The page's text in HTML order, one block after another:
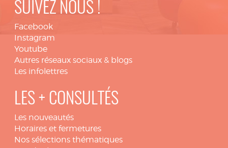
SUIVEZ NOUS !
Facebook
Instagram
Youtube
Autres réseaux sociaux & blogs
Les infolettres
LES + CONSULTÉS
Les nouveautés
Horaires et fermetures
Nos sélections thématiques